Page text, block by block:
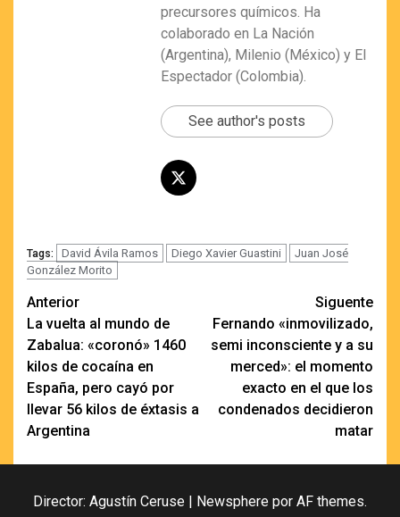
precursores químicos. Ha
colaborado en La Nación
(Argentina), Milenio (México) y El
Espectador (Colombia).
See author's posts
Tags: David Ávila Ramos Diego Xavier Guastini
Juan José
González Morito
Navegación
de
entradas
Anterior
La vuelta al mundo de
Zabalua: «coronó» 1460
kilos de cocaína en
España, pero cayó por
llevar 56 kilos de éxtasis a
Argentina
Siguente
Fernando «inmovilizado,
semi inconsciente y a su
merced»: el momento
exacto en el que los
condenados decidieron
matar
Director: Agustín Ceruse | Newsphere por AF themes.